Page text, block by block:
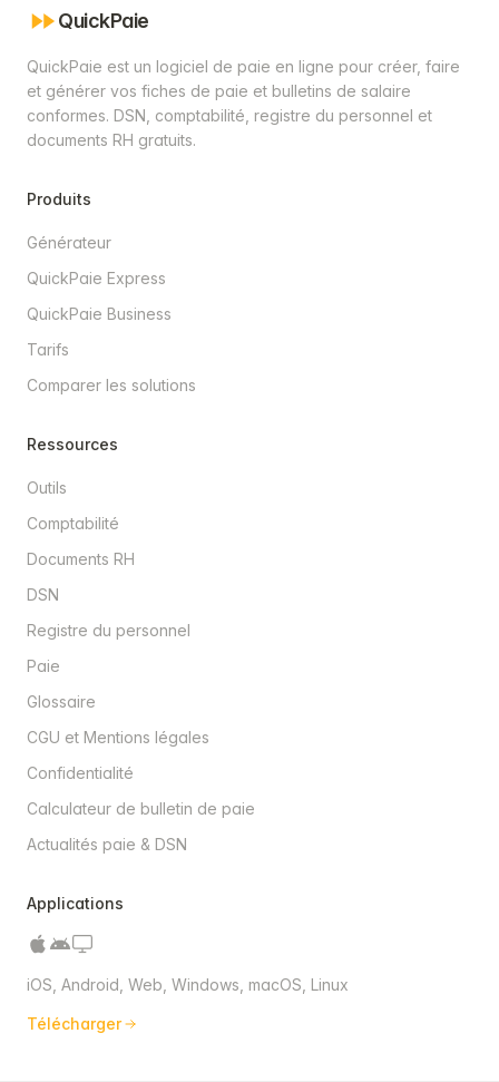
QuickPaie
QuickPaie est un logiciel de paie en ligne pour créer, faire
et générer vos fiches de paie et bulletins de salaire
conformes. DSN, comptabilité, registre du personnel et
documents RH gratuits.
Produits
Générateur
QuickPaie Express
QuickPaie Business
Tarifs
Comparer les solutions
Ressources
Outils
Comptabilité
Documents RH
DSN
Registre du personnel
Paie
Glossaire
CGU et Mentions légales
Confidentialité
Calculateur de bulletin de paie
Actualités paie & DSN
Applications
iOS, Android, Web, Windows, macOS, Linux
Télécharger